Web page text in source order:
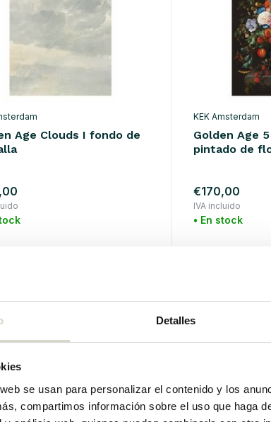
Detalles
se usan para personalizar el contenido y los
compartimos información sobre el uso que haga
Age Clouds I fondo de
KEK Amsterdam
Golden Age
pintado de
€170,00
IVA incluido
• En stock